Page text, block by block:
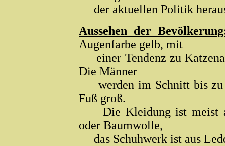
der aktuellen Politik
Aussehen der
Augenfarbe gelb, mit
einer Tendenz zu
Die Männer
werden im Schnitt bis zu
Fuß groß.
Die Kleidung ist meist
oder Baumwolle,
das Schuhwerk ist aus